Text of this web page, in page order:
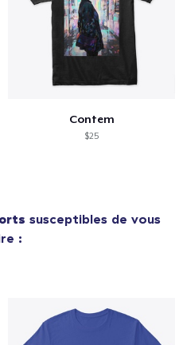
Contem
$25
susceptibles de vous
: